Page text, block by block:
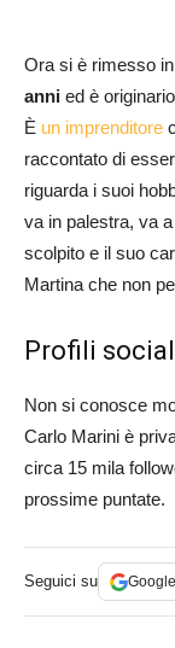
Ora si è rimesso
anni ed è
È un imprenditore
raccontato di
riguarda i suoi
va in palestra, va
scolpito e il suo
Martina che non
Profili
Non si conosce
Carlo Marini è
circa 15 mila
prossime puntate.
Seguici su Google